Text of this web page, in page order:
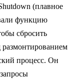
(плавное
функцию
сбросить
размонтированием
процесс. Он